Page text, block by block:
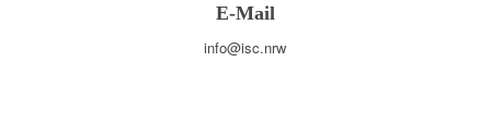
E-Mail
info@isc.nrw